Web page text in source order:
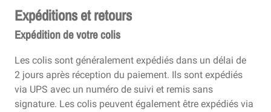
Expéditions et retours
Expédition de votre colis
Les colis sont généralement expédiés dans un délai de
2 jours après réception du paiement. Ils sont expédiés
via UPS avec un numéro de suivi et remis sans
signature. Les colis peuvent également être expédiés via